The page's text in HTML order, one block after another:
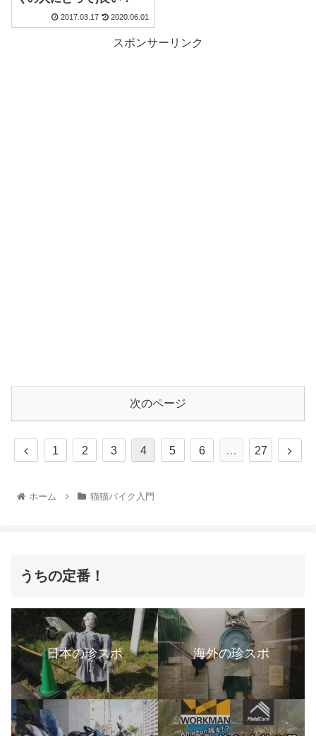
2017.03.17 2020.06.01
スポンサーリンク
次のページ
1 2 3 4 5 6 … 27
ホーム 猫猫バイク入門
うちの定番！
日本の珍スポ 海外の珍スポ